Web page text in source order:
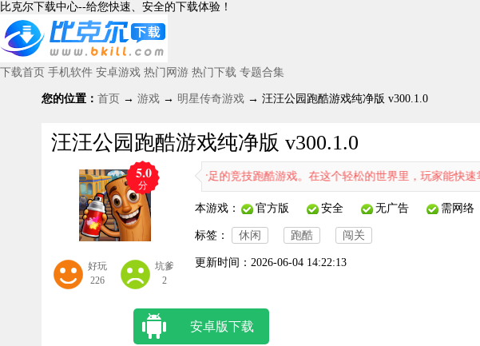
比克尔下载中心--给您快速、安全的下载体验！
下载首页 手机软件 安卓游戏 热门网游 热门下载 专题合集
您的位置： 首页 → 游戏 → 明星传奇游戏 → 汪汪公园跑酷游戏纯净版 v300.1.0
汪汪公园跑酷游戏纯净版 v300.1.0
5.0
分
好玩
226
坑爹
2
汪公园跑酷》是一款趣味十足的竞技跑酷游戏。在这个轻松的世界里，玩家能快速掌握操作技
本游戏： 官方版 安全 无广告 需网络
标签： 休闲 跑酷 闯关
更新时间： 2026-06-04 14:22:13
安卓版下载